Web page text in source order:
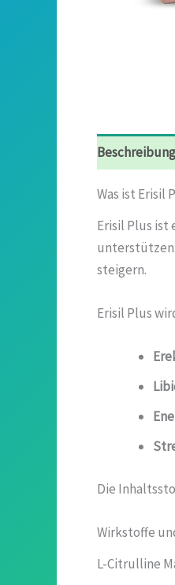
Beschreibung
Was ist Erisil
Erisil Plus
steigern.
Erisil Plus
Die
Wirkstoffe
L-Citrulline